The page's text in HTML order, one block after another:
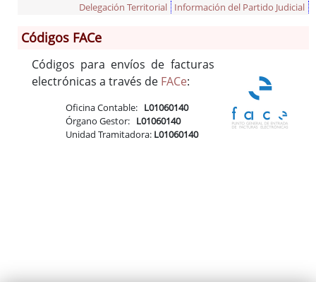
Información General
Historia
Monumentos
Gastronomía
Delegación Territorial
Información del Partido Judicial
Códigos FACe
Códigos para envíos de facturas
electrónicas a través de FACe:
Oficina Contable: L01060140
Órgano Gestor: L01060140
Unidad Tramitadora: L01060140